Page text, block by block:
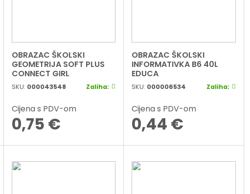
OBRAZAC ŠKOLSKI
GEOMETRIJA SOFT PLUS
CONNECT GIRL
SKU: 000043548 Zaliha:
Cijena s PDV-om
0,75 €
OBRAZAC ŠKOLSKI
INFORMATIVKA B6 40L
EDUCA
SKU: 000006534 Zaliha:
Cijena s PDV-om
0,44 €